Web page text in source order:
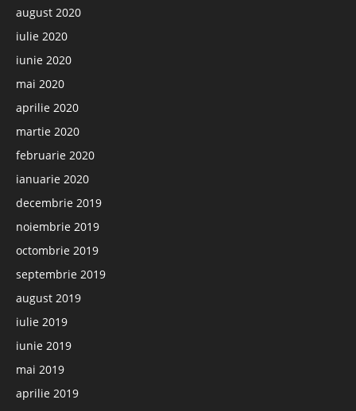
august 2020
iulie 2020
iunie 2020
mai 2020
aprilie 2020
martie 2020
februarie 2020
ianuarie 2020
decembrie 2019
noiembrie 2019
octombrie 2019
septembrie 2019
august 2019
iulie 2019
iunie 2019
mai 2019
aprilie 2019